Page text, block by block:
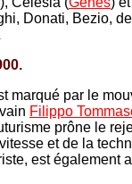
Donati, Bezio,
marqué par le
Filippo
prône le
et de la
est également